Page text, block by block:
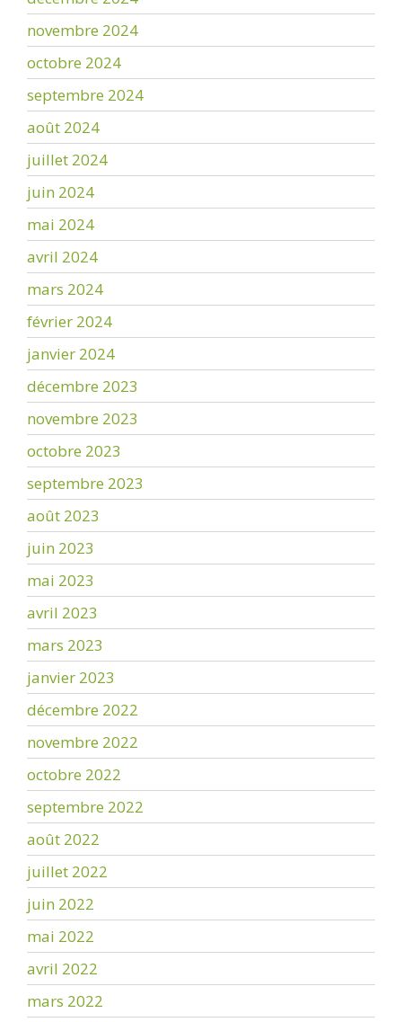
novembre 2024
octobre 2024
septembre 2024
août 2024
juillet 2024
juin 2024
mai 2024
avril 2024
mars 2024
février 2024
janvier 2024
décembre 2023
novembre 2023
octobre 2023
septembre 2023
août 2023
juin 2023
mai 2023
avril 2023
mars 2023
janvier 2023
décembre 2022
novembre 2022
octobre 2022
septembre 2022
août 2022
juillet 2022
juin 2022
mai 2022
avril 2022
mars 2022